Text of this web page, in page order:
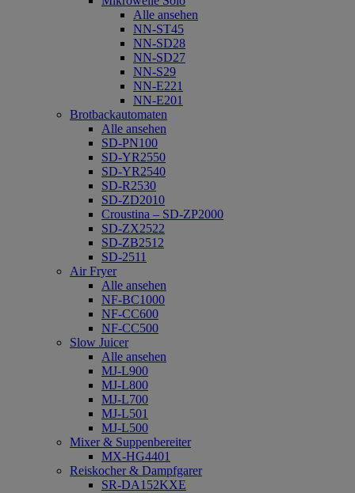
Alle ansehen
NN-ST45
NN-SD28
NN-SD27
NN-S29
NN-E221
NN-E201
Brotbackautomaten
Alle ansehen
SD-PN100
SD-YR2550
SD-YR2540
SD-R2530
SD-ZD2010
Croustina – SD-ZP2000
SD-ZX2522
SD-ZB2512
SD-2511
Air Fryer
Alle ansehen
NF-BC1000
NF-CC600
NF-CC500
Slow Juicer
Alle ansehen
MJ-L900
MJ-L800
MJ-L700
MJ-L501
MJ-L500
Mixer & Suppenbereiter
MX-HG4401
Reiskocher & Dampfgarer
SR-DA152KXE